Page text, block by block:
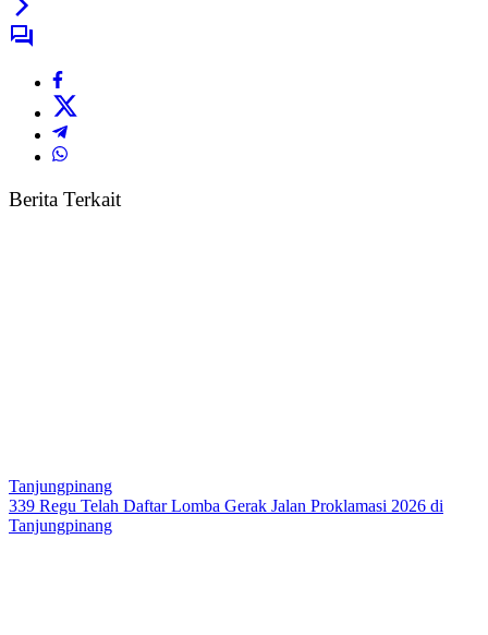
Berita Terkait
Tanjungpinang
339 Regu Telah Daftar Lomba Gerak Jalan Proklamasi 2026 di
Tanjungpinang